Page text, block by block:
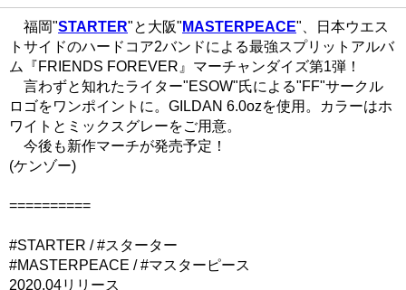
福岡"STARTER"と大阪" MASTERPEACE"、日本ウエス
トサイドのハードコア2バンドによる最強スプリットアルバ
ム『FRIENDS FOREVER』マーチャンダイズ第1弾！
言わずと知れたライター"ESOW"氏による"FF"サークル
ロゴをワンポイントに。GILDAN 6.0ozを使用。カラーはホ
ワイトとミックスグレーをご用意。
今後も新作マーチが発売予定！
(ケンゾー)
==========
#STARTER / #スターター
#MASTERPEACE / #マスターピース
2020.04リリース